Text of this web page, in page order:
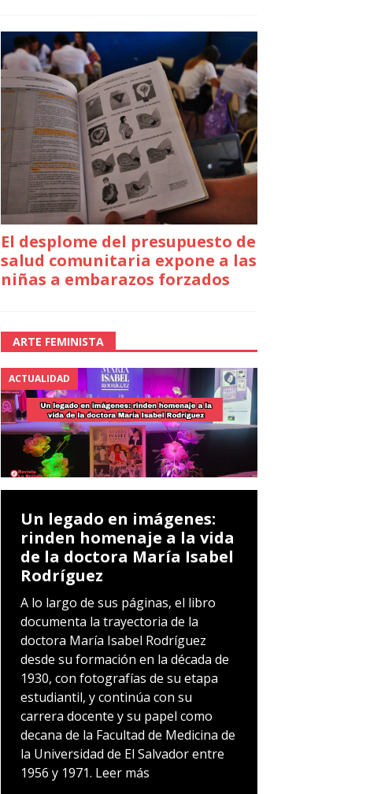
El desplome del presupuesto de
salud comunitaria expone a las
niñas a embarazos forzados
ARTE FEMINISTA
ACTUALIDAD
Un legado en imágenes:
rinden homenaje a la vida
de la doctora María Isabel
Rodríguez
A lo largo de sus páginas, el libro
documenta la trayectoria de la
doctora María Isabel Rodríguez
desde su formación en la década de
1930, con fotografías de su etapa
estudiantil, y continúa con su
carrera docente y su papel como
decana de la Facultad de Medicina de
la Universidad de El Salvador entre
1956 y 1971. Leer más